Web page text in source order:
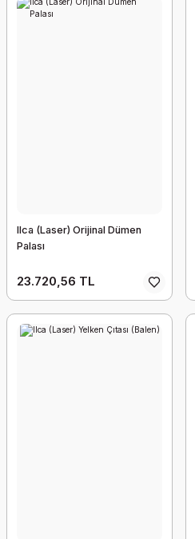
Ilca (Laser) Orijinal Dümen
Palası
23.720,56 TL